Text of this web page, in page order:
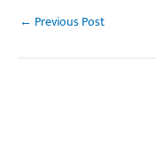
← Previous Post